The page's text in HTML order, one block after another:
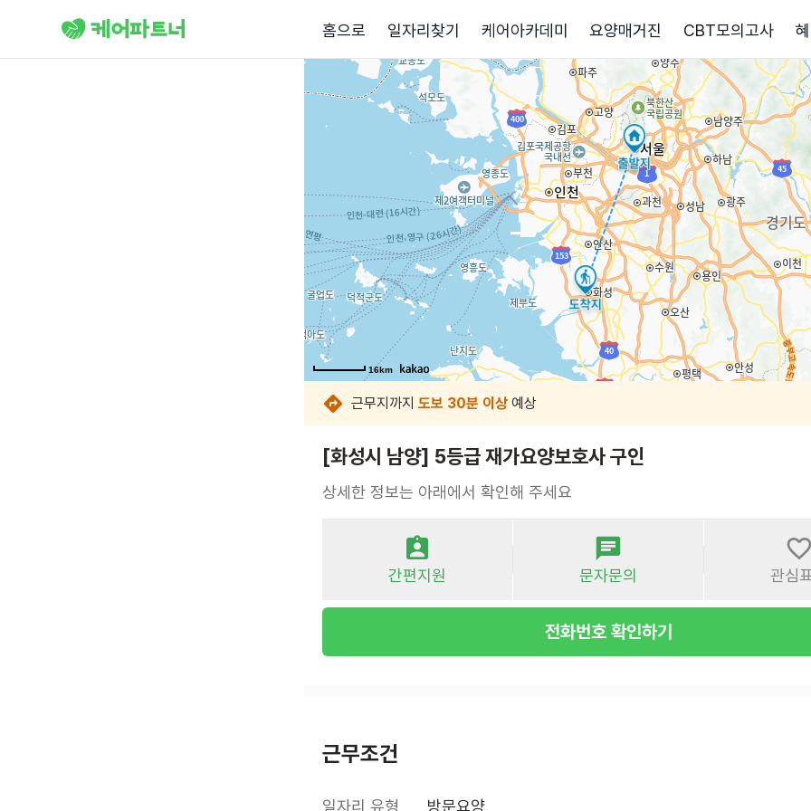
홈으로 일자리찾기 케어아카데미 요양매거진 CBT모의고사
16km
16km
16km
16km
16km
16km
16km
16km
근무지까지 도보 30분 이상 예상
[화성시 남양] 5등급 재가요양보호사 구인
상세한 정보는 아래에서 확인해 주세요
간편지원 문자문의 관심
전화번호 확인하기
근무조건
일자리 유형 방문요양